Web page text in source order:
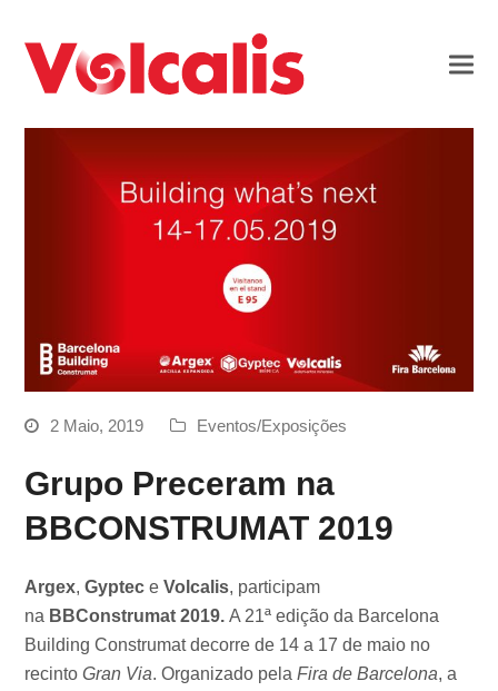
2 Maio, 2019 Eventos/Exposições
Grupo Preceram na
BBCONSTRUMAT 2019
Argex,Gyptec eVolcalis, participam
na BBConstrumat 2019. A 21ª edição da Barcelona
Building Construmat decorre de 14 a 17 de maio no
recintoGran Via. Organizado pelaFira de Barcelona, a